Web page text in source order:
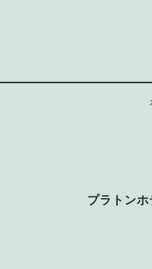
プラトン